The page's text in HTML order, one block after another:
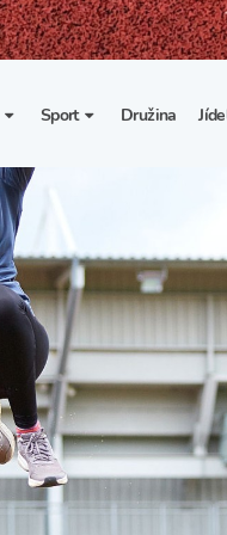
informace
školního roku
a učební plán
kroužky
poradenské
psycholožka
rada
Sport
Spolupráce se
kluby
Školní sportovní klub
Tělesná výchova a sport
Družina